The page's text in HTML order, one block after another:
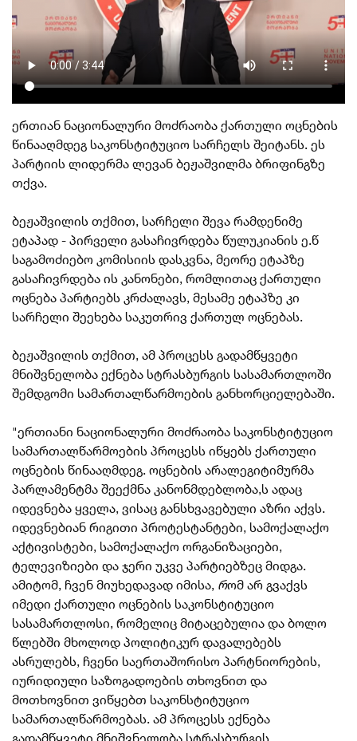
ერთიან ნაციონალური მოძრაობა ქართული ოცნების
წინააღმდეგ საკონსტიტუციო სარჩელს შეიტანს. ეს
პარტიის ლიდერმა ლევან ბეჟაშვილმა ბრიფინგზე
თქვა.
ბეჟაშვილის თქმით, სარჩელი შევა რამდენიმე
ეტაპად - პირველი გასაჩივრდება წულუკიანის ე.წ
საგამოძიებო კომისიის დასკვნა, მეორე ეტაპზე
გასაჩივრდება ის კანონები, რომლითაც ქართული
ოცნება პარტიებს კრძალავს, მესამე ეტაპზე კი
სარჩელი შეეხება საკუთრივ ქართულ ოცნებას.
ბეჟაშვილის თქმით, ამ პროცესს გადამწყვეტი
მნიშვნელობა ექნება სტრასბურგის სასამართლოში
შემდგომი სამართალწარმოების განხორციელებაში.
"ერთიანი ნაციონალური მოძრაობა საკონსტიტუციო
სამართალწარმოების პროცესს იწყებს ქართული
ოცნების წინააღმდეგ. ოცნების არალეგიტიმურმა
პარლამენტმა შეექმნა კანონმდებლობა,ს ადაც
იდევნება ყველა, ვისაც განსხვავებული აზრი აქვს.
იდევნებიან რიგითი პროტესტანტები, სამოქალაქო
აქტივისტები, სამოქალაქო ორგანიზაციები,
ტელევიზიები და ჯერი უკვე პარტიებზეც მიდგა.
ამიტომ, ჩვენ მიუხედავად იმისა, რომ არ გვაქვს
იმედი ქართული ოცნების საკონსტიტუციო
სასამართლოსი, რომელიც მიტაცებულია და ბოლო
წლებში მხოლოდ პოლიტიკურ დავალებებს
ასრულებს, ჩვენი საერთაშორისო პარტნიორების,
იურიდიული საზოგადოების თხოვნით და
მოთხოვნით ვიწყებთ საკონსტიტუციო
სამართალწარმოებას. ამ პროცესს ექნება
გადამწყვეტი მნიშვნელობა სტრასბურგის